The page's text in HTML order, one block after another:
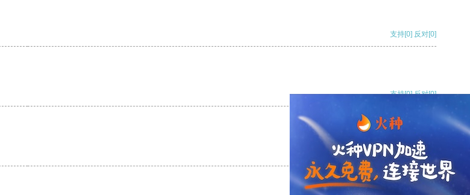
支持[0] 反对[0]
支持[0] 反对[0]
支持[0] 反对